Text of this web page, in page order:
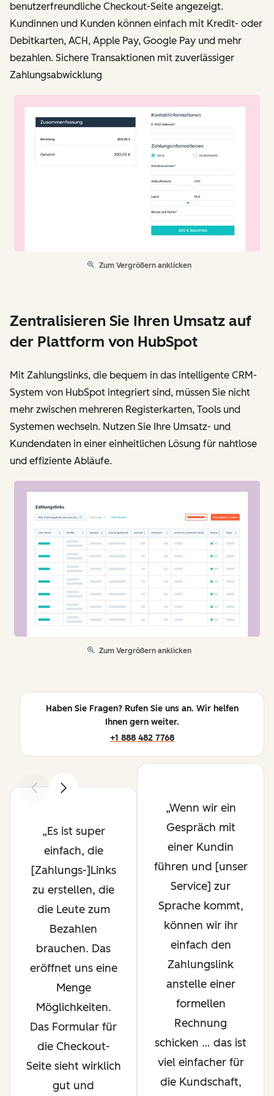
benutzerfreundliche Checkout-Seite angezeigt.
Kundinnen und Kunden können einfach mit Kredit- oder
Debitkarten, ACH, Apple Pay, Google Pay und mehr
bezahlen. Sichere Transaktionen mit zuverlässiger
Zahlungsabwicklung
Zum Vergrößern anklicken
Zentralisieren Sie Ihren Umsatz auf
der Plattform von HubSpot
Mit Zahlungslinks, die bequem in das intelligente CRM-
System von HubSpot integriert sind, müssen Sie nicht
mehr zwischen mehreren Registerkarten, Tools und
Systemen wechseln. Nutzen Sie Ihre Umsatz- und
Kundendaten in einer einheitlichen Lösung für nahtlose
und effiziente Abläufe.
Zum Vergrößern anklicken
Haben Sie Fragen? Rufen Sie uns an. Wir helfen
Ihnen gern weiter.
+1 888 482 7768
ZurückWeiter
Es ist super
einfach, die
[Zahlungs-]Links
zu erstellen, die
die Leute zum
Bezahlen
brauchen. Das
eröffnet uns eine
Menge
Möglichkeiten.
Das Formular für
die Checkout-
Seite sieht wirklich
gut und
Wenn wir ein
Gespräch mit
einer Kundin
führen und [unser
Service] zur
Sprache kommt,
können wir ihr
einfach den
Zahlungslink
anstelle einer
formellen
Rechnung
schicken … das ist
viel einfacher für
die Kundschaft,